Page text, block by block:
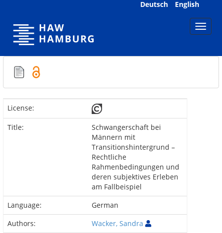
Deutsch English
License:
Title:
Schwangerschaft bei
Männern mit
Transitionshintergrund –
Rechtliche
Rahmenbedingungen und
deren subjektives Erleben
am Fallbeispiel
Language:
German
Authors:
Wacker, Sandra